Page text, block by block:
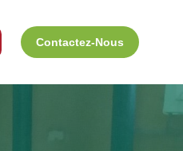
Contactez-Nous